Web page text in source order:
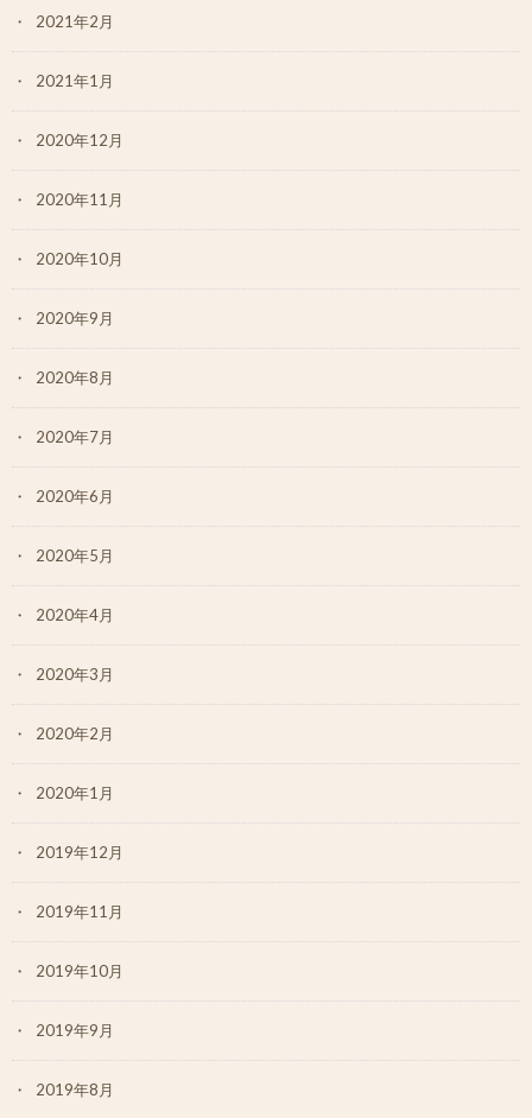
2021年2月
2021年1月
2020年12月
2020年11月
2020年10月
2020年9月
2020年8月
2020年7月
2020年6月
2020年5月
2020年4月
2020年3月
2020年2月
2020年1月
2019年12月
2019年11月
2019年10月
2019年9月
2019年8月